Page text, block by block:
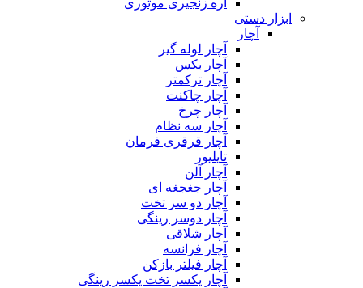
ابزار دستی
آچار
آچار لوله گیر
آچار بکس
آچار ترکمتر
آچار چاکنت
آچار چرخ
آچار سه نظام
آچار قرقری فرمان
تایلیور
آچار آلن
آچار جغجغه ای
آچار دو سر تخت
آچار دوسر رینگی
آچار شلاقی
آچار فرانسه
آچار فیلتر بازکن
آچار یکسر تخت یکسر رینگی